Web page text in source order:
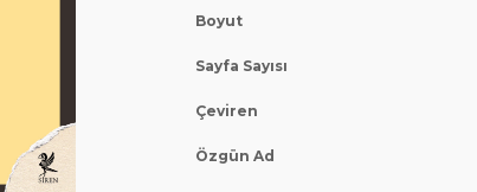
Boyut
Sayfa Sayısı
Çeviren
Özgün Ad